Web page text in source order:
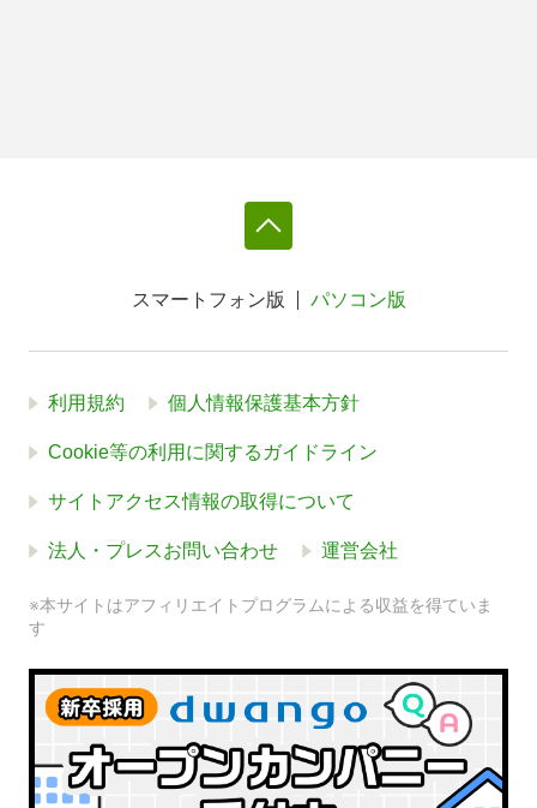
スマートフォン版 パソコン版
利用規約 個人情報保護基本方針
Cookie等の利用に関するガイドライン
サイトアクセス情報の取得について
法人・プレスお問い合わせ 運営会社
※本サイトはアフィリエイトプログラムによる収益を得ていま
す